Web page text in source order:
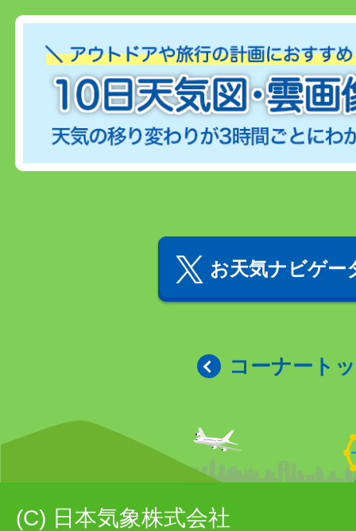
お天気ナビゲー
コーナート
(C) 日本気象株式会社